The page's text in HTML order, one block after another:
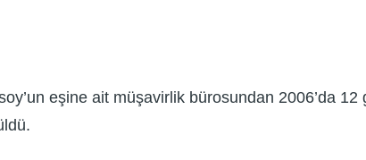
eşine ait müşavirlik bürosundan 2006’da